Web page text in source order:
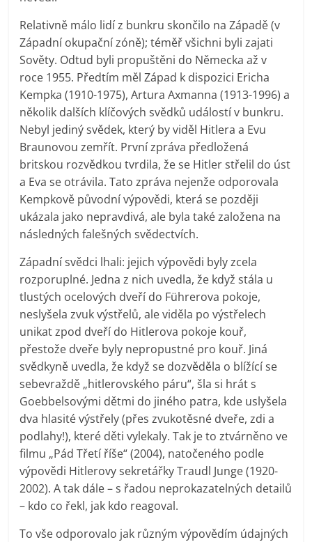
Relativně málo lidí z bunkru skončilo na Západě (v
Západní okupační zóně); téměř všichni byli zajati
Sověty. Odtud byli propuštěni do Německa až v
roce 1955. Předtím měl Západ k dispozici Ericha
Kempka (1910-1975), Artura Axmanna (1913-1996) a
několik dalších klíčových svědků událostí v bunkru.
Nebyl jediný svědek, který by viděl Hitlera a Evu
Braunovou zemřít. První zpráva předložená
britskou rozvědkou tvrdila, že se Hitler střelil do úst
a Eva se otrávila. Tato zpráva nejenže odporovala
Kempkově původní výpovědi, která se později
ukázala jako nepravdivá, ale byla také založena na
následných falešných svědectvích.
Západní svědci lhali: jejich výpovědi byly zcela
rozporuplné. Jedna z nich uvedla, že když stála u
tlustých ocelových dveří do Führerova pokoje,
neslyšela zvuk výstřelů, ale viděla po výstřelech
unikat zpod dveří do Hitlerova pokoje kouř,
přestože dveře byly nepropustné pro kouř. Jiná
svědkyně uvedla, že když se dozvěděla o blížící se
sebevraždě „hitlerovského páru“, šla si hrát s
Goebbelsovými dětmi do jiného patra, kde uslyšela
dva hlasité výstřely (přes zvukotěsné dveře, zdi a
podlahy!), které děti vylekaly. Tak je to ztvárněno ve
filmu „Pád Třetí říše“ (2004), natočeného podle
výpovědi Hitlerovy sekretářky Traudl Junge (1920-
2002). A tak dále – s řadou neprokazatelných detailů
– kdo co řekl, jak kdo reagoval.
To vše odporovalo jak různým výpovědím údajných